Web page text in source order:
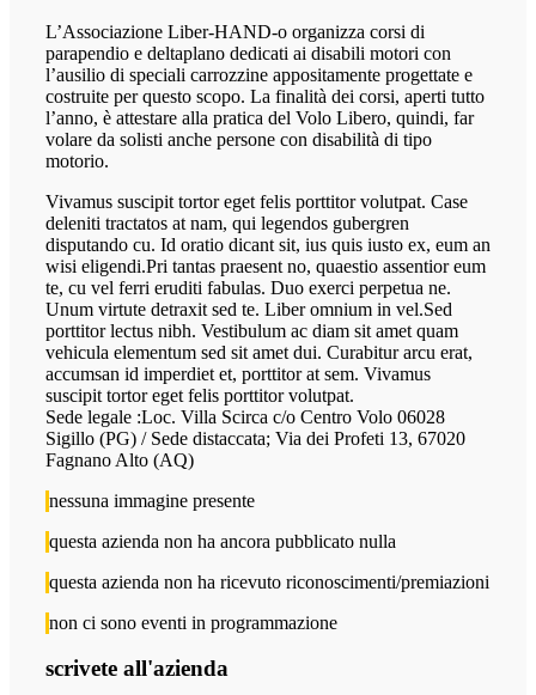
L’Associazione Liber-HAND-o organizza corsi di
parapendio e deltaplano dedicati ai disabili motori con
l’ausilio di speciali carrozzine appositamente progettate e
costruite per questo scopo. La finalità dei corsi, aperti tutto
l’anno, è attestare alla pratica del Volo Libero, quindi, far
volare da solisti anche persone con disabilità di tipo
motorio.
Vivamus suscipit tortor eget felis porttitor volutpat. Case
deleniti tractatos at nam, qui legendos gubergren
disputando cu. Id oratio dicant sit, ius quis iusto ex, eum an
wisi eligendi.Pri tantas praesent no, quaestio assentior eum
te, cu vel ferri eruditi fabulas. Duo exerci perpetua ne.
Unum virtute detraxit sed te. Liber omnium in vel.Sed
porttitor lectus nibh. Vestibulum ac diam sit amet quam
vehicula elementum sed sit amet dui. Curabitur arcu erat,
accumsan id imperdiet et, porttitor at sem. Vivamus
suscipit tortor eget felis porttitor volutpat.
Sede legale :Loc. Villa Scirca c/o Centro Volo 06028
Sigillo (PG) / Sede distaccata; Via dei Profeti 13, 67020
Fagnano Alto (AQ)
nessuna immagine presente
questa azienda non ha ancora pubblicato nulla
questa azienda non ha ricevuto riconoscimenti/premiazioni
non ci sono eventi in programmazione
scrivete all'azienda